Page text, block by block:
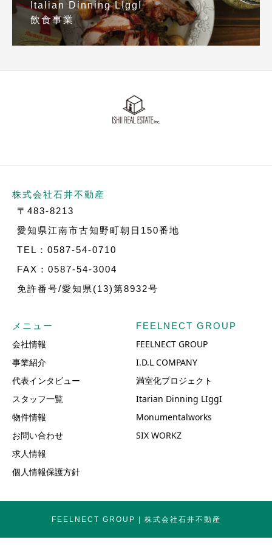
Italian Dinning LIggI
飲食事業
株式会社石井不動産
〒483-8213
愛知県江南市古知野町朝日150番地
TEL：0587-54-0710
FAX：0587-54-3004
免許番号/愛知県(13)第8932号
メニュー
会社情報
事業紹介
代表インタビュー
スタッフ一覧
物件情報
お問い合わせ
求人情報
個人情報保護方針
FEELNECT GROUP
FEELNECT GROUP
I.D.L COMPANY
満室化プロジェクト
Itarian Dinning LIggI
Monumentalworks
SIX WORKZ
FEELNECT GROUP | 株式会社石井不動産